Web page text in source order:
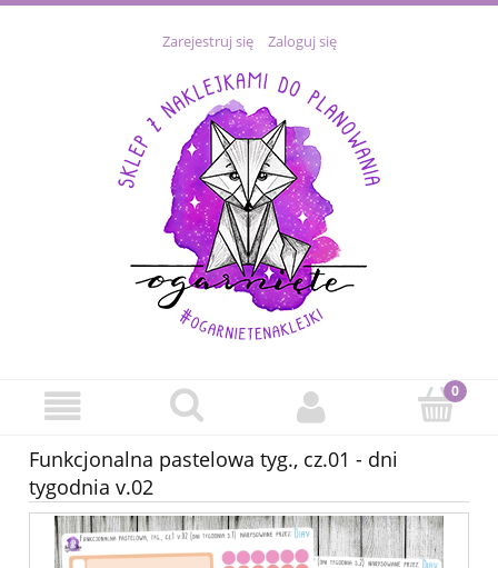
Zarejestruj się Zaloguj się
Funkcjonalna pastelowa tyg., cz.01 - dni
tygodnia v.02